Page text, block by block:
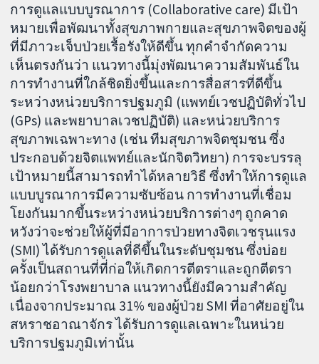
การดูแลแบบบูรณาการ (Collaborative care) มีเป้า
หมายเพื่อพัฒนาทั้งสุขภาพกายและสุขภาพจิตของผู้
ที่มีภาวะเจ็บป่วยเรื้อรังให้ดีขึ้น ทุกคำจำกัดความ
เห็นตรงกันว่า แนวทางนี้มุ่งพัฒนาความสัมพันธ์ใน
การทำงานที่ใกล้ชิดยิ่งขึ้นและการสื่อสารที่ดีขึ้น
ระหว่างหน่วยบริการปฐมภูมิ (แพทย์เวชปฏิบัติทั่วไป
(GPs) และพยาบาลเวชปฏิบัติ) และหน่วยบริการ
สุขภาพเฉพาะทาง (เช่น ทีมสุขภาพจิตชุมชน ซึ่ง
ประกอบด้วยจิตแพทย์และนักจิตวิทยา) การจะบรรลุ
เป้าหมายนี้สามารถทำได้หลายวิธี ซึ่งทำให้การดูแล
แบบบูรณาการมีความซับซ้อน การทำงานที่เชื่อม
โยงกันมากขึ้นระหว่างหน่วยบริการต่างๆ ถูกคาด
หวังว่าจะช่วยให้ผู้ที่มีอาการป่วยทางจิตเวชรุนแรง
(SMI) ได้รับการดูแลที่ดีขึ้นในระดับชุมชน ซึ่งบ่อย
ครั้งเป็นสถานที่ที่ก่อให้เกิดการตีตราและถูกตีตรา
น้อยกว่าโรงพยาบาล แนวทางนี้ยังมีความสำคัญ
เนื่องจากประมาณ 31% ของผู้ป่วย SMI ที่อาศัยอยู่ใน
สหราชอาณาจักร ได้รับการดูแลเฉพาะในหน่วย
บริการปฐมภูมิเท่านั้น